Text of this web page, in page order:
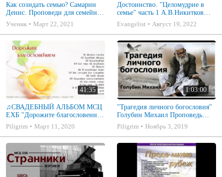
Как созидать семью? Самарин
Денис. Проповеди для семейных
МСЦ ЕХБ
Ученик Март 22, 2021
Достоинство. "Целомудрие в
семье" часть 1 А.В.Никитков
Беседа для семейных МСЦ ЕХБ
Evangelist Август 19, 2022
41:35
♫СВАДЕБНЫЙ АЛЬБОМ МСЦ
ЕХБ "Дорожите благословением
- Христианские песни.
Музыкальный диск. Псалмы
Piligrim Март 11, 2020
1:03:00
"Трагедия личного богословия"
Голубин Михаил Проповедь
2019
Piligrim Ноябрь 3, 2019